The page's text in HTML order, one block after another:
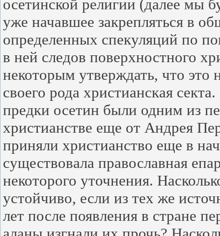
осетинской религии (далее мы
уже начавшее закрепляться в
определенных спекуляций по
в ней следов поверхностного
некоторым утверждать, что это
своего рода христианская
предки осетин были одним из
христианстве еще от Андрея
приняли христианство еще в
существовала православная
некоторого уточнения.
устойчиво, если из тех же
лет после появления в стране